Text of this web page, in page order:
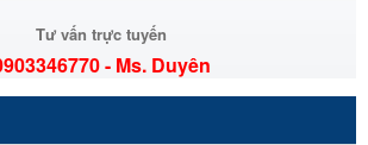
Tư vấn trực tuyến
- Ms. Duyên